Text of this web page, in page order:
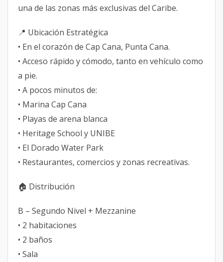
una de las zonas más exclusivas del Caribe.
📍 Ubicación Estratégica
• En el corazón de Cap Cana, Punta Cana.
• Acceso rápido y cómodo, tanto en vehículo como
a pie.
• A pocos minutos de:
• Marina Cap Cana
• Playas de arena blanca
• Heritage School y UNIBE
• El Dorado Water Park
• Restaurantes, comercios y zonas recreativas.
🏠 Distribución
B – Segundo Nivel + Mezzanine
• 2 habitaciones
• 2 baños
• Sala